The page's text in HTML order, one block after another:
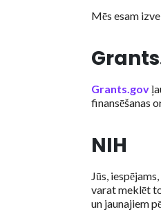
Mēs esam
Grants.gov
finansēšanas
NIH
Jūs,
varat meklēt
un jaunajiem